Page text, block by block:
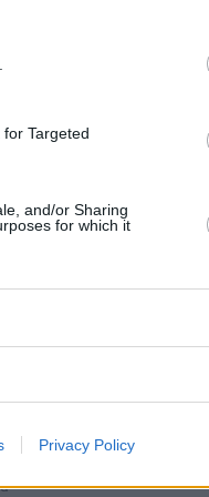
Targeted
and/or Sharing
for which it
Privacy Policy
και τον Κόσμο, τη
κατά τη διάρκεια
πραγματικά